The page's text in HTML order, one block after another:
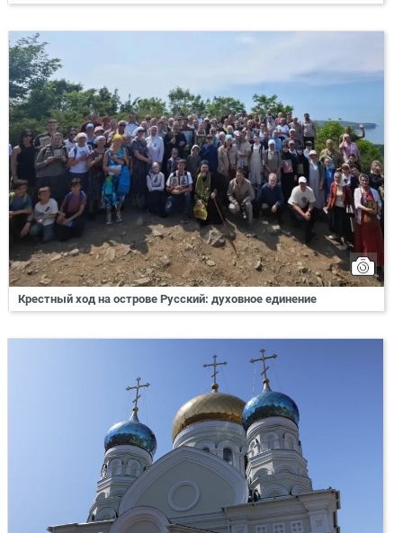
Крестный ход на острове Русский: духовное единение